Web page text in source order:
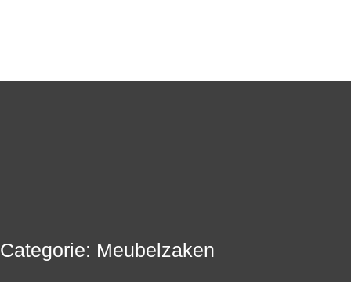
Categorie: Meubelzaken